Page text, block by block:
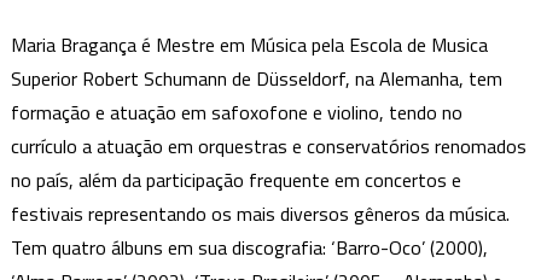
Maria Bragança é Mestre em Música pela Escola de Musica
Superior Robert Schumann de Düsseldorf, na Alemanha, tem
formação e atuação em safoxofone e violino, tendo no
currículo a atuação em orquestras e conservatórios renomados
no país, além da participação frequente em concertos e
festivais representando os mais diversos gêneros da música.
Tem quatro álbuns em sua discografia: ‘Barro-Oco’ (2000),